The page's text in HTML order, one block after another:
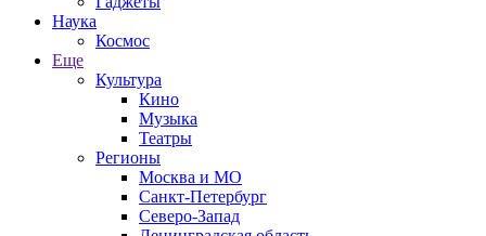
Наука
Космос
Еще
Культура
Кино
Музыка
Театры
Регионы
Москва и МО
Санкт-Петербург
Северо-Запад